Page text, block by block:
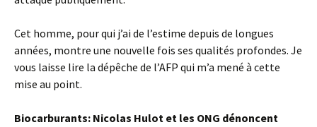
Cet homme, pour qui j’ai de l’estime depuis de longues
années, montre une nouvelle fois ses qualités profondes. Je
vous laisse lire la dépêche de l’AFP qui m’a mené à cette
mise au point.
Biocarburants: Nicolas Hulot et les ONG dénoncent